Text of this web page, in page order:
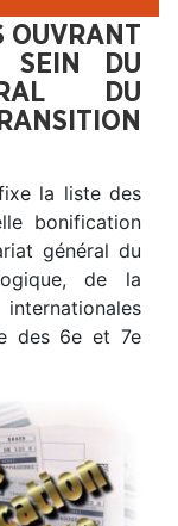
OUVRANT
DU
DU
la liste des
bonification
général du
de la
des 6e et 7e